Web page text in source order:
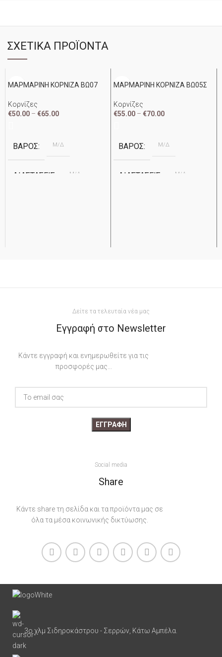
ΣΧΕΤΙΚΆ ΠΡΟΪΌΝΤΑ
ΜΑΡΜΑΡΙΝΗ ΚΟΡΝΙΖΑ ΒΩ07
Κορνίζες
€50.00 – €65.00
ΒΆΡΟΣ Μ/Δ
ΔΙΑΣΤΆΣΕΙΣ Μ/Δ
30x40cm
ΜΑΡΜΑΡΙΝΗ ΚΟΡΝΙΖΑ ΒΩ05Σ
Κορνίζες
€55.00 – €70.00
ΒΆΡΟΣ Μ/Δ
ΔΙΑΣΤΆΣΕΙΣ Μ/Δ
30x40cm
Δείτε τα τελευταία νέα μας
Εγγραφή στο Newsletter
Κάντε εγγραφή και ενημερωθείτε για τις
προσφορές μας...
Social media
Share
Κάντε share τη σελίδα και τα προϊόντα μας σε
όλα τα μέσα κοινωνικής δικτύωσης.
3ο χλμ Σιδηροκάστρου - Σερρών, Κάτω Αμπέλα.